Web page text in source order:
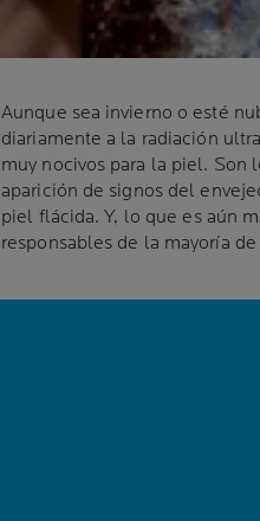
Aunque sea invierno o esté
diariamente a la radiación
muy nocivos para la piel. Son
aparición de signos del
piel flácida. Y, lo que es aún
responsables de la mayoría